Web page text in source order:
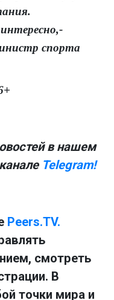
спорта
в нашем
Telegram!
Peers.TV.
смотреть
В
точки мира и